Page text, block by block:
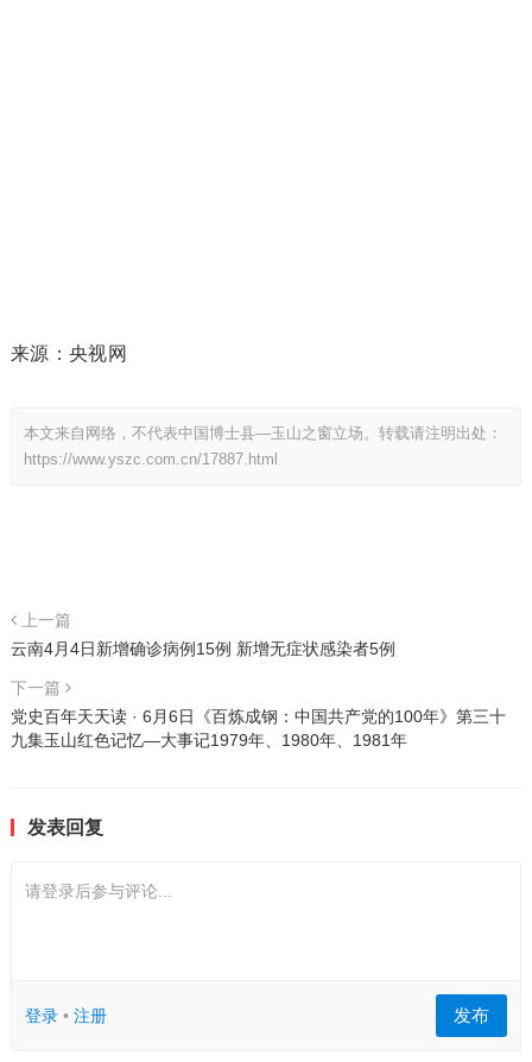
来源：央视网
本文来自网络，不代表中国博士县—玉山之窗立场。转载请注明出处：
https://www.yszc.com.cn/17887.html
上一篇
云南4月4日新增确诊病例15例 新增无症状感染者5例
下一篇
党史百年天天读 · 6月6日《百炼成钢：中国共产党的100年》第三十
九集玉山红色记忆—大事记1979年、1980年、1981年
发表回复
请登录后参与评论...
登录• 注册 发布